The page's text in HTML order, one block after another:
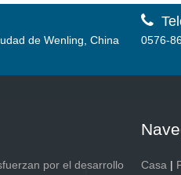
de Wenling, China

0576-
por el desarrollo Casa |